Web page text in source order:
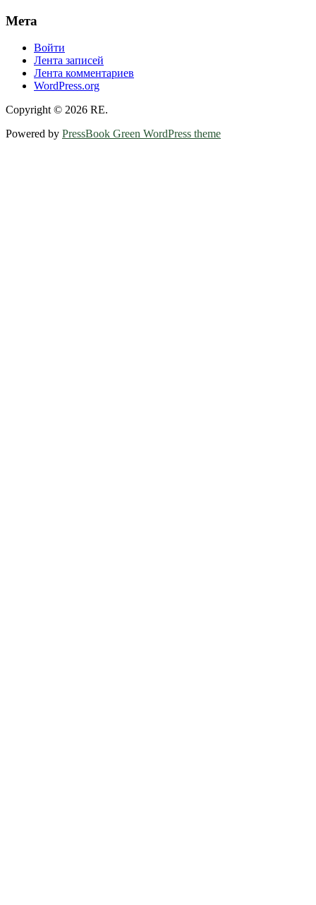
Мета
Войти
Лента записей
Лента комментариев
WordPress.org
Copyright © 2026 RE.
Powered by PressBook Green WordPress theme